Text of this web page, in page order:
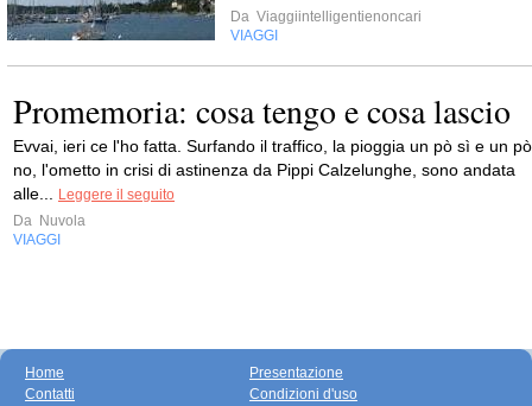
Da Viaggiintelligentienoncari
VIAGGI
Promemoria: cosa tengo e cosa lascio
Evvai, ieri ce l'ho fatta. Surfando il traffico, la pioggia un pò sì e un pò
no, l'ometto in crisi di astinenza da Pippi Calzelunghe, sono andata
alle...
Leggere il seguito
Da Nuvola
VIAGGI
Home
Contatti
Presentazione
Condizioni d'uso